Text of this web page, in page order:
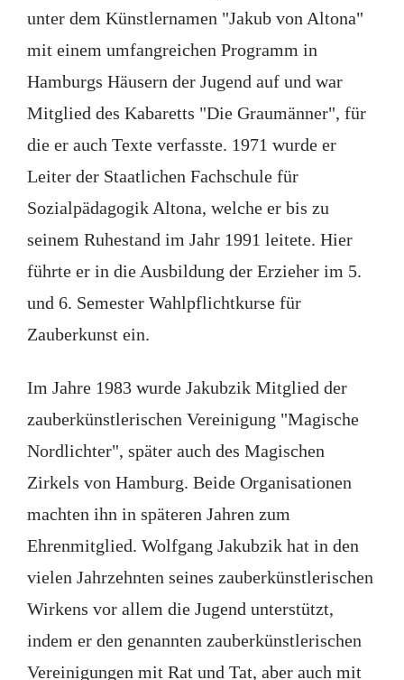
unter dem Künstlernamen "Jakub von Altona"
mit einem umfangreichen Programm in
Hamburgs Häusern der Jugend auf und war
Mitglied des Kabaretts "Die Graumänner", für
die er auch Texte verfasste. 1971 wurde er
Leiter der Staatlichen Fachschule für
Sozialpädagogik Altona, welche er bis zu
seinem Ruhestand im Jahr 1991 leitete. Hier
führte er in die Ausbildung der Erzieher im 5.
und 6. Semester Wahlpflichtkurse für
Zauberkunst ein.
Im Jahre 1983 wurde Jakubzik Mitglied der
zauberkünstlerischen Vereinigung "Magische
Nordlichter", später auch des Magischen
Zirkels von Hamburg. Beide Organisationen
machten ihn in späteren Jahren zum
Ehrenmitglied. Wolfgang Jakubzik hat in den
vielen Jahrzehnten seines zauberkünstlerischen
Wirkens vor allem die Jugend unterstützt,
indem er den genannten zauberkünstlerischen
Vereinigungen mit Rat und Tat, aber auch mit